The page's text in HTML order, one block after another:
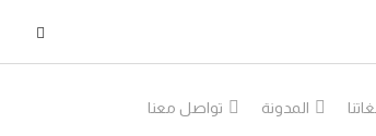
المدونة تواصل معنا